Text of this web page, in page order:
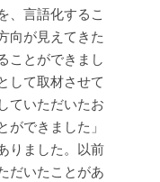
、言語化するこ
向が見えてきた
ことができまし
して取材させて
ていただいたお
ができました」
りました。以前
だいたことがあ